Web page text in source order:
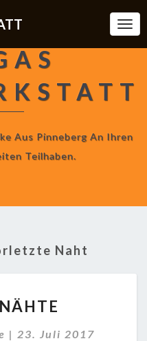
Aus Pinneberg An Ihren
Teilhaben.
Naht
NÄHTE
| 23. Juli 2017